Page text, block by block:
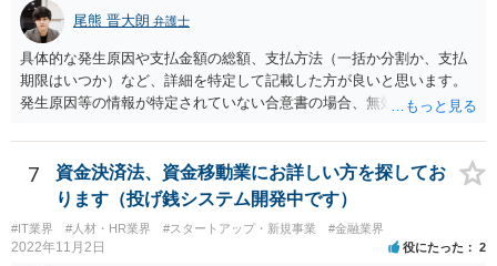
尾熊 晋大朗 弁護士
具体的な発生原因や支払金額の総額、支払方法（一括か分割か、支払
期限はいつか）など、詳細を特定して記載した方が良いと思います。
発生原因等の情報が特定されていない合意書の場合、無効になるリス
項など、合意書に記載した方が良い文言もありますので、ご注意され
た方が良いです。 合意書など法的な書面は文言によって効果が変わり
得るので、弁護士にご事情を伝えて直接相談、合意書の作成を依頼す
ることをお勧めいたします。
7
資金決済法、資金移動業にお詳しい方を探してお
ります（投げ銭システム開発中です）
#IT業界 #人材・HR業界 #スタートアップ・新規事業 #金融業界
2022年11月2日 役にたった 2